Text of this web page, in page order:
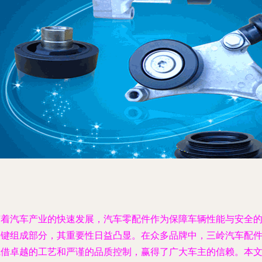
汽车产业的快速发展，汽车零配件作为保障车辆性能与安全的
组成部分，其重要性日益凸显。在众多品牌中，三岭汽车配件
卓越的工艺和严谨的品质控制，赢得了广大车主的信赖。本文